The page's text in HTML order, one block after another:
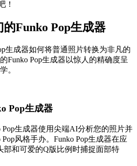
！
Funko Pop生成器
生成器如何将普通照片转换为非凡的
Funko Pop生成器以惊人的精确度呈
。
Pop生成器
Pop生成器使用尖端AI分析您的照片并
风格手办。Funko Pop生成器在应
部和可爱的Q版比例时捕捉面部特